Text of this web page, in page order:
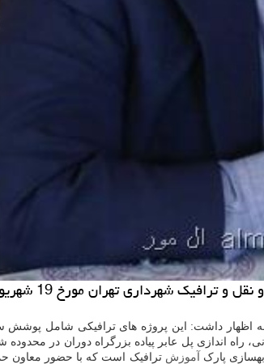
اندازی پل عابر پیاده بزرگراه دوران در
آموزش ترافیک است که با حضور معاون